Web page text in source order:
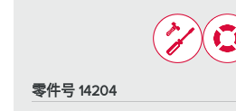
零件号 14204